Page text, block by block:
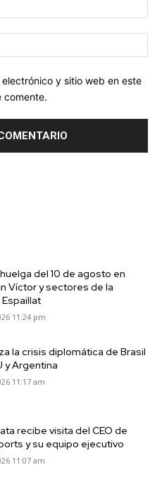
y sitio web en este
comente.
del 10 de agosto en
Víctor y sectores de la
11:24 pm
la crisis diplomática de Brasil
y Argentina
11:17 am
recibe visita del CEO de
y su equipo ejecutivo
11:07 am